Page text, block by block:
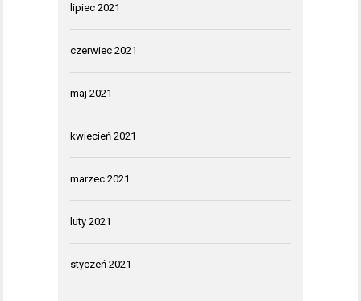
lipiec 2021
czerwiec 2021
maj 2021
kwiecień 2021
marzec 2021
luty 2021
styczeń 2021